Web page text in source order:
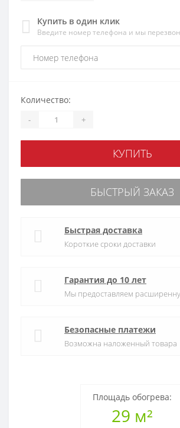
Купить в один клик
Введите номер телефона и мы
Площадь обогрева:
29 м²
Количество:
- +
КУПИТЬ
БЫСТРЫЙ ЗАКАЗ
Быстрая доставка
Короткие сроки доставки
Гарантия до 10 лет
Мы предоставляем
Безопасные платежи
Возможна наложенный товара